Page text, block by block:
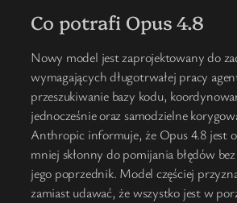
Co potrafi Opus 4.8
Nowy model jest zaprojektowany do
wymagających długotrwałej pracy
przeszukiwanie bazy kodu,
jednocześnie oraz samodzielne
Anthropic informuje, że Opus 4.8 jest
mniej skłonny do pomijania błędów
jego poprzednik. Model częściej
zamiast udawać, że wszystko jest w